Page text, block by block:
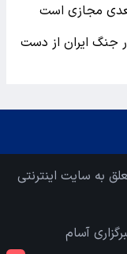
بعدی مجازی است
در جنگ ایران از دست
به سایت اینترنتی
آسام